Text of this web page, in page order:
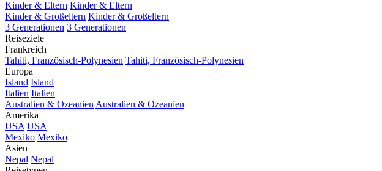
Kinder & Eltern Kinder & Eltern
Kinder & Großeltern Kinder & Großeltern
3 Generationen 3 Generationen
Reiseziele
Frankreich
Tahiti, Französisch-Polynesien Tahiti, Französisch-Polynesien
Europa
Island Island
Italien Italien
Australien & Ozeanien Australien & Ozeanien
Amerika
USA USA
Mexiko Mexiko
Asien
Nepal Nepal